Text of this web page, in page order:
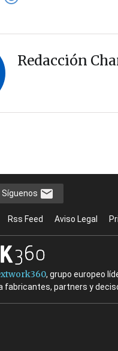
Redacción
Síguenos
Rss Feed Aviso Legal
, grupo europeo
partners y